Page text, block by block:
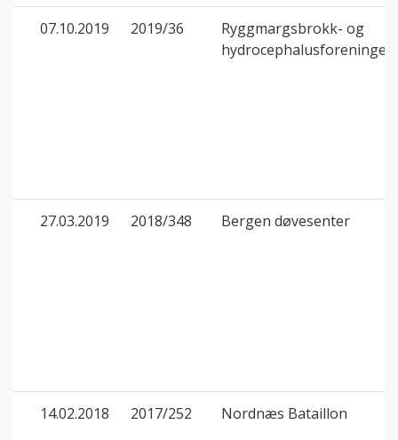
07.10.2019 2019/36
Ryggmargsbrokk- og
hydrocephalusforeningen
27.03.2019 2018/348 Bergen døvesenter
14.02.2018 2017/252 Nordnæs Bataillon